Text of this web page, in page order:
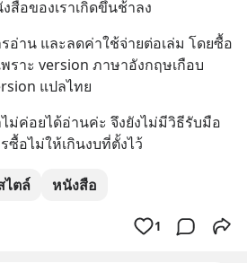
สือของเราเกิดขึ้นช้าลง
อ่าน และลดค่าใช้จ่ายต่อเล่ม โดยซื้อ
ราะ version ภาษาอังกฤษเกือบ
แปลไทย
ม่ค่อยได้อ่านค่ะ จึงยังไม่มีวิธีรับมือ
ซื้อไม่ให้เกินงบที่ตั้งไว้
ไตล์ หนังสือ
1